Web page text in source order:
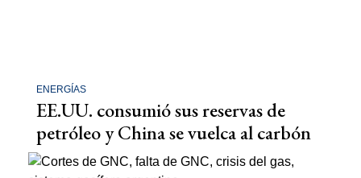
ENERGÍAS
EE.UU. consumió sus reservas de
petróleo y China se vuelca al carbón